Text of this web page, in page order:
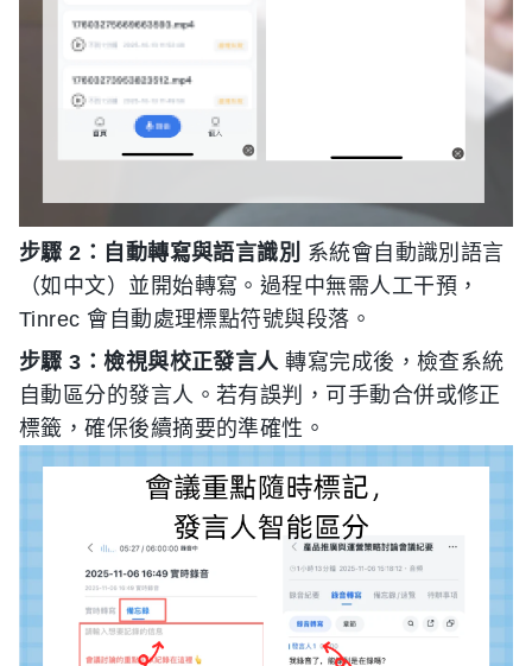
步驟 2：自動轉寫與語言識別 系統會自動識別語言
（如中文）並開始轉寫。過程中無需人工干預，
Tinrec 會自動處理標點符號與段落。
步驟 3：檢視與校正發言人轉寫完成後，檢查系統
自動區分的發言人。若有誤判，可手動合併或修正
標籤，確保後續摘要的準確性。